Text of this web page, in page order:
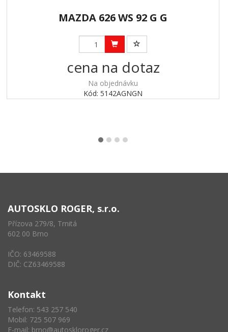
MAZDA 626 WS 92 G G
cena na dotaz
Na objednávku
Kód: 5142AGNGN
AUTOSKLO ROGER, s.r.o.
Přízova 279/8, Trnitá
602 00 Brno
IČO: 63469588
DIČ: CZ63469588
Kontakt
Telefon: 543 257 540
Mobil: 725 507 969
E-mail: brno@autoskloroger.cz